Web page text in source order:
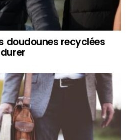
doudounes recyclées